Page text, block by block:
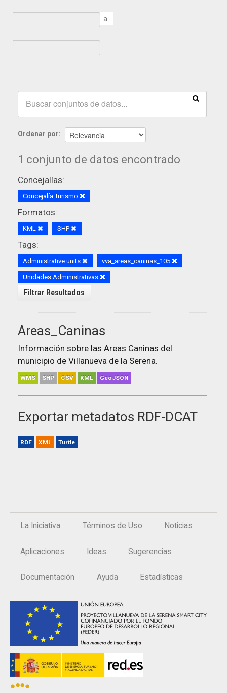
a
Ordenar por
1 conjunto de datos encontrado
Concejalías:
Concejalía Turismo
Formatos:
KML SHP
Tags:
Administrative units vva_areas_caninas_105
Unidades Administrativas
Filtrar Resultados
Areas_Caninas
Información sobre las Areas Caninas del
municipio de Villanueva de la Serena.
WMS SHP CSV KML GeoJSON
Exportar metadatos RDF-DCAT
RDF XML Turtle
La Iniciativa Términos de Uso Noticias
Aplicaciones Ideas Sugerencias
Documentación Ayuda Estadísticas